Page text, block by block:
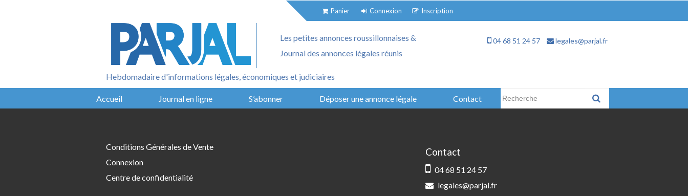
Panier Connexion Inscription
Les petites annonces roussillonnaises &
Journal des annonces légales réunis
04 68 51 24 57 legales@parjal.fr
Hebdomadaire d'informations légales, économiques et judiciaires
Accueil Journal en ligne S’abonner Déposer une annonce légale Contact
Conditions Générales de Vente
Connexion
Centre de confidentialité
Contact
04 68 51 24 57
legales@parjal.fr